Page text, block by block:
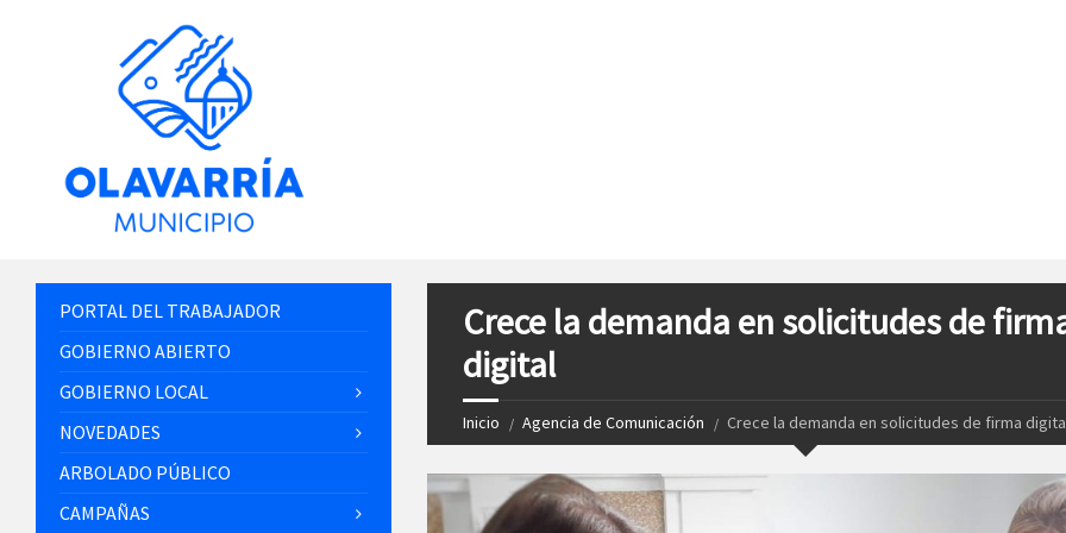
Crece la demanda en solicitudes de
digital
Inicio Agencia de Comunicación Crece la demanda en solicitudes de firma
PORTAL DEL TRABAJADOR
GOBIERNO ABIERTO
GOBIERNO LOCAL
NOVEDADES
ARBOLADO PÚBLICO
CAMPAÑAS